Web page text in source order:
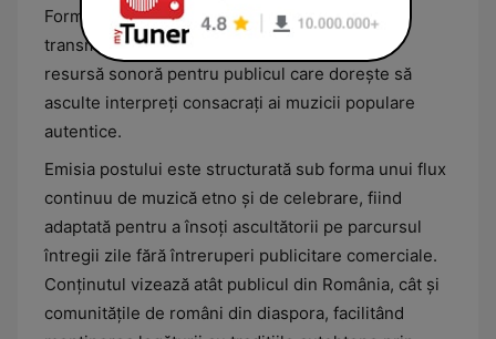
Formatul este conceput pentru a păstra și a
transmite valorile culturale românești, fiind o
resursă sonoră pentru publicul care dorește să
asculte interpreți consacrați ai muzicii populare
autentice.
Emisia postului este structurată sub forma unui flux
continuu de muzică etno și de celebrare, fiind
adaptată pentru a însoți ascultătorii pe parcursul
întregii zile fără întreruperi publicitare comerciale.
Conținutul vizează atât publicul din România, cât și
comunitățile de români din diaspora, facilitând